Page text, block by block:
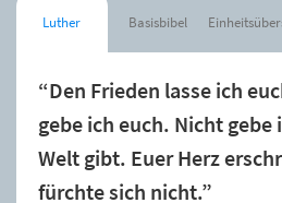
Luther Basisbibel
“Den Frieden lasse ich
gebe ich euch. Nicht gebe
Welt gibt. Euer Herz
fürchte sich nicht.”